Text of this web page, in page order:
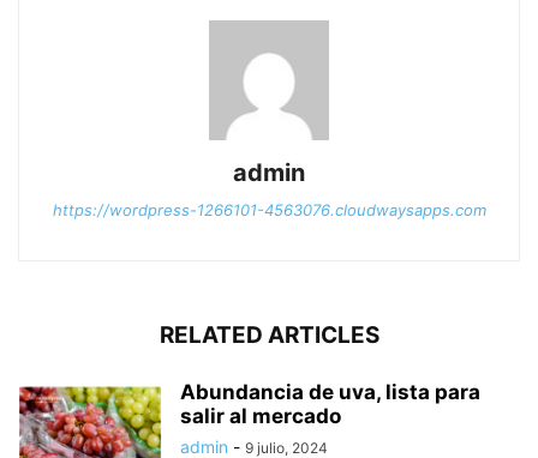
admin
https://wordpress-1266101-4563076.cloudwaysapps.com
RELATED ARTICLES
Abundancia de uva, lista para
salir al mercado
admin - 9 julio, 2024